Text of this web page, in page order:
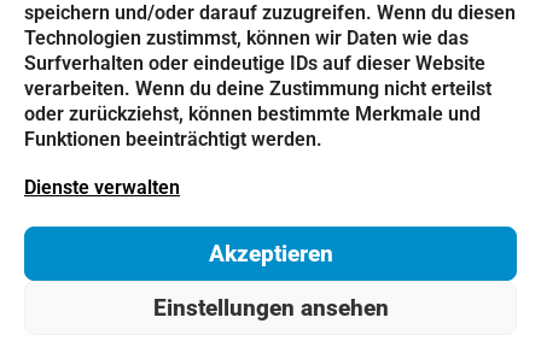
speichern und/oder darauf zuzugreifen. Wenn du diesen
Technologien zustimmst, können wir Daten wie das
Surfverhalten oder eindeutige IDs auf dieser Website
verarbeiten. Wenn du deine Zustimmung nicht erteilst
oder zurückziehst, können bestimmte Merkmale und
Funktionen beeinträchtigt werden.
Dienste verwalten
Akzeptieren
Einstellungen ansehen
Einrichtungen
Kindergarten
Schulen
Kirchen
Vereine
Datenschutz
Cookie-Richtlinie
Kontakt